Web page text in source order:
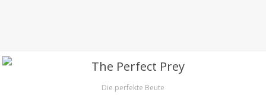
Die perfekte Beute